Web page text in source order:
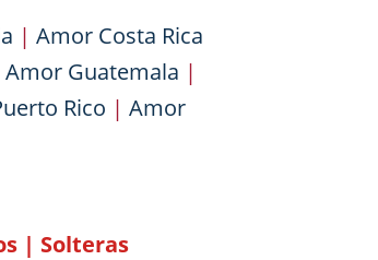
| Amor Costa Rica
Amor Guatemala |
Rico | Amor
| Solteras